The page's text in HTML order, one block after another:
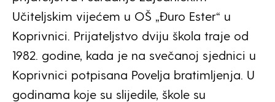
Učiteljskim vijećem u OŠ „Đuro Ester“ u
Koprivnici. Prijateljstvo dviju škola traje od
1982. godine, kada je na svečanoj sjednici u
Koprivnici potpisana Povelja bratimljenja. U
godinama koje su slijedile, škole su